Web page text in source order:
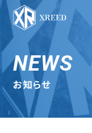
NEWS
お知らせ